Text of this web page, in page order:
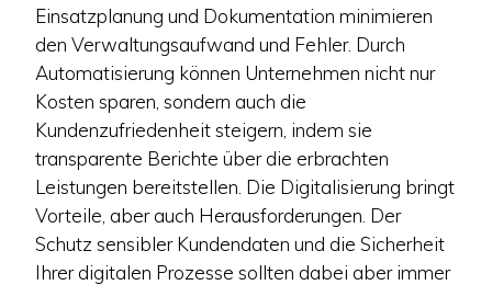
Einsatzplanung und Dokumentation minimieren
den Verwaltungsaufwand und Fehler. Durch
Automatisierung können Unternehmen nicht nur
Kosten sparen, sondern auch die
Kundenzufriedenheit steigern, indem sie
transparente Berichte über die erbrachten
Leistungen bereitstellen. Die Digitalisierung bringt
Vorteile, aber auch Herausforderungen. Der
Schutz sensibler Kundendaten und die Sicherheit
Ihrer digitalen Prozesse sollten dabei aber immer